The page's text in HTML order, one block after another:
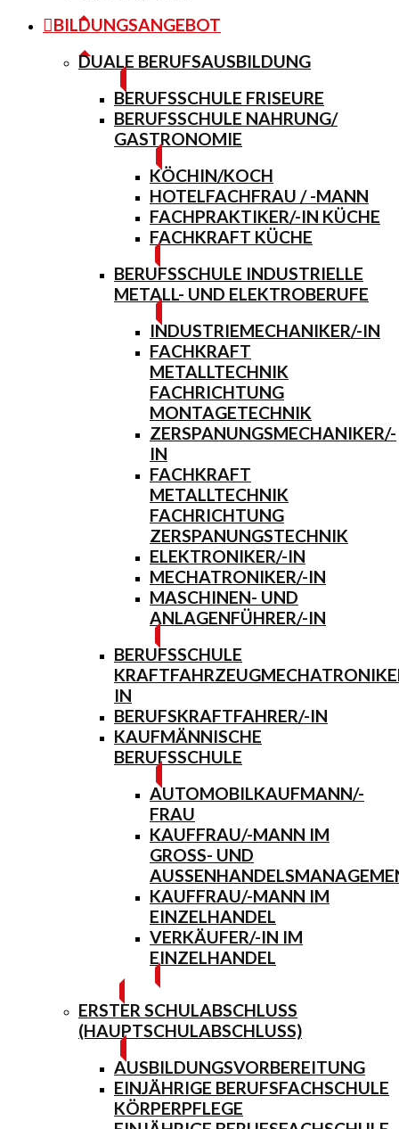
BILDUNGSANGEBOT
DUALE BERUFSAUSBILDUNG
BERUFSSCHULE FRISEURE
BERUFSSCHULE NAHRUNG/
GASTRONOMIE
KÖCHIN/KOCH
HOTELFACHFRAU / -MANN
FACHPRAKTIKER/-IN KÜCHE
FACHKRAFT KÜCHE
BERUFSSCHULE INDUSTRIELLE
METALL- UND ELEKTROBERUFE
INDUSTRIEMECHANIKER/-IN
FACHKRAFT
METALLTECHNIK
FACHRICHTUNG
MONTAGETECHNIK
ZERSPANUNGSMECHANIKER/-
IN
FACHKRAFT
METALLTECHNIK
FACHRICHTUNG
ZERSPANUNGSTECHNIK
ELEKTRONIKER/-IN
MECHATRONIKER/-IN
MASCHINEN- UND
ANLAGENFÜHRER/-IN
BERUFSSCHULE
IN
BERUFSKRAFTFAHRER/-IN
KAUFMÄNNISCHE
BERUFSSCHULE
AUTOMOBILKAUFMANN/-
FRAU
KAUFFRAU/-MANN IM
GROSS- UND A
USSENHANDELSMANAGEMENT
KAUFFRAU/-MANN IM
EINZELHANDEL
VERKÄUFER/-IN IM
EINZELHANDEL
ERSTER SCHULABSCHLUSS
(HAUPTSCHULABSCHLUSS)
AUSBILDUNGSVORBEREITUNG
EINJÄHRIGE BERUFSFACHSCHULE
KÖRPERPFLEGE